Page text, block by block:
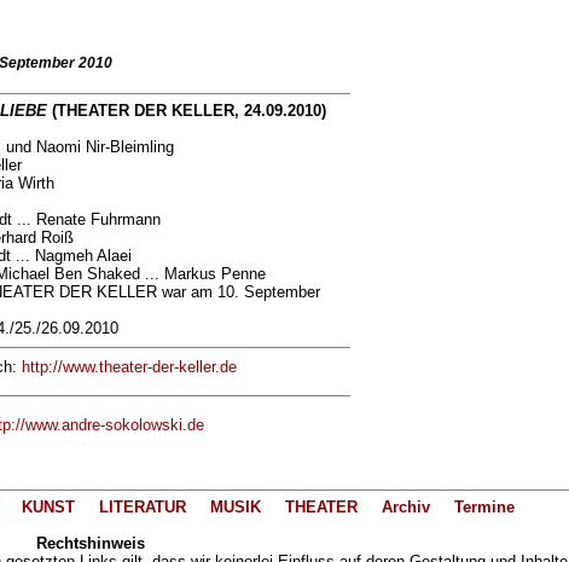
2010
(THEATER DER KELLER, 24.09.2010)
Naomi Nir-Bleimling
Wirth
... Renate Fuhrmann
Roiß
... Nagmeh Alaei
Ben Shaked ... Markus Penne
DER KELLER war am 10. September
25./26.09.2010
http://www.theater-der-keller.de
www.andre-sokolowski.de
KUNST LITERATUR MUSIK THEATER Archiv
Termine
Rechtshinweis